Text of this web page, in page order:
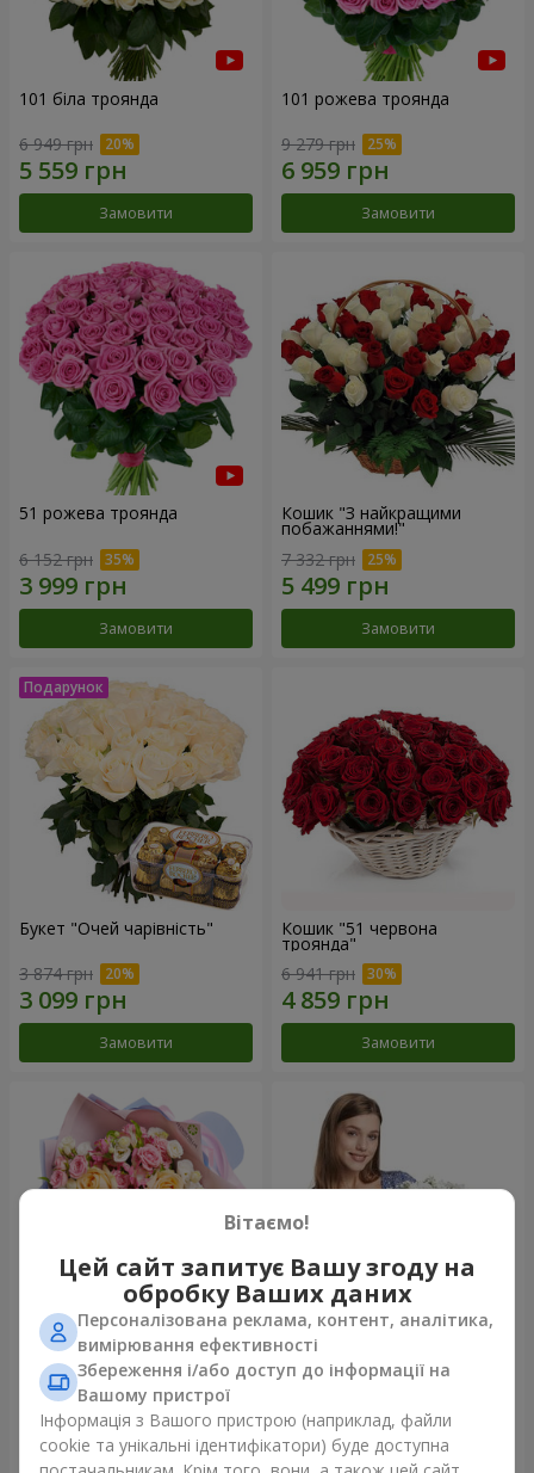
101 біла троянда
6 949 грн
Замовити
101 рожева троянда
9 279 грн
Замовити
51 рожева троянда
6 152 грн
Замовити
Кошик "З найкращими
побажаннями!"
7 332 грн
Замовити
Букет "Очей чарівність"
3 874 грн
Замовити
Кошик "51 червона
троянда"
6 941 грн
Замовити
Букет "Казка мого життя"
2 777 грн
Замовити
Кошик "Янголятко"
Замовити
Вітаємо!
Цей сайт запитує Вашу згоду на
обробку Ваших даних
Персоналізована реклама, контент, аналітика,
вимірювання ефективності
Збереження і/або доступ до інформації на
Вашому пристрої
Інформація з Вашого пристрою (наприклад, файли
cookie та унікальні ідентифікатори) буде доступна